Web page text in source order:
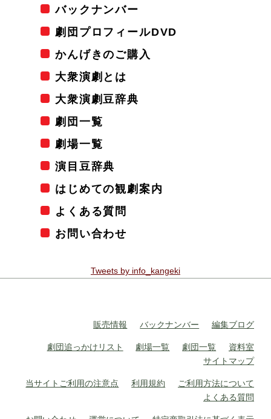
バックナンバー
劇団プロフィールDVD
かんげきのご購入
大衆演劇とは
大衆演劇豆辞典
劇団一覧
劇場一覧
演目豆辞典
はじめての観劇案内
よくある質問
お問い合わせ
Tweets by info_kangeki
販売情報 バックナンバー 編集ブログ
劇団追っかけリスト 劇場一覧 劇団一覧
資料室
サイトマップ
当サイトご利用の注意点 利用規約
ご利用方法について
よくある質問